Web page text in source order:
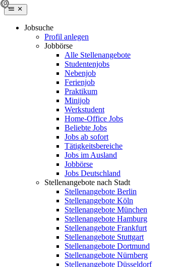
Jobsuche
Profil anlegen
Jobbörse
Alle Stellenangebote
Studentenjobs
Nebenjob
Ferienjob
Praktikum
Minijob
Werkstudent
Home-Office Jobs
Beliebte Jobs
Jobs ab sofort
Tätigkeitsbereiche
Jobs im Ausland
Jobbörse
Jobs Deutschland
Stellenangebote nach Stadt
Stellenangebote Berlin
Stellenangebote Köln
Stellenangebote München
Stellenangebote Hamburg
Stellenangebote Frankfurt
Stellenangebote Stuttgart
Stellenangebote Dortmund
Stellenangebote Nürnberg
Stellenangebote Düsseldorf